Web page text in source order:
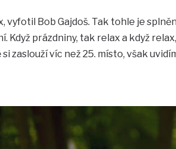
Bob Gajdoš. Tak tohle je
prázdniny, tak relax a když
zaslouží víc než 25. místo, však